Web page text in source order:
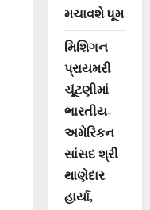
મચાવશે ધૂમ
મિશિગન
પ્રાયમરી
ચૂંટણીમાં
ભારતીય-
અમેરિકન
સાંસદ શ્રી
થાણેદાર
હાર્યા,